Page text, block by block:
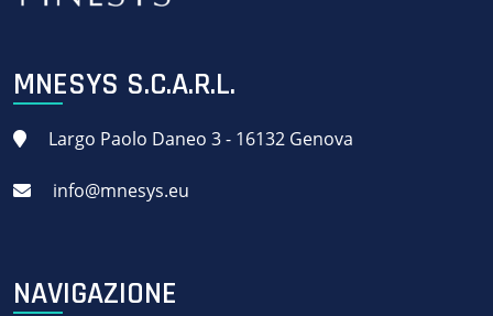
MNESYS S.C.A.R.L.
Largo Paolo Daneo 3 - 16132 Genova
info@mnesys.eu
NAVIGAZIONE